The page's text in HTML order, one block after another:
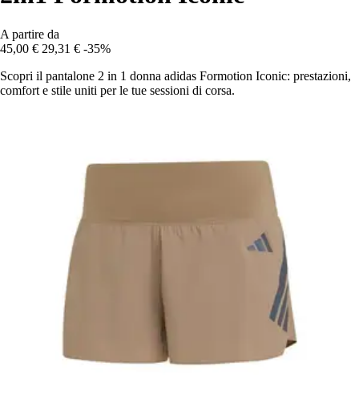
A partire da
45,00 € 29,31 € -35%
Scopri il pantalone 2 in 1 donna adidas Formotion Iconic: prestazioni,
comfort e stile uniti per le tue sessioni di corsa.